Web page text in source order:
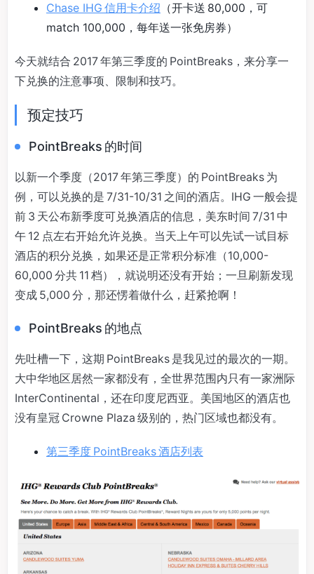
Chase IHG 信用卡介绍 （开卡送 80,000，可
match 100,000，每年送一张免房券）
今天就结合 2017 年第三季度的 PointBreaks，来分享一
下兑换的注意事项、限制和技巧。
预定技巧
PointBreaks 的时间
以新一个季度（2017 年第三季度）的 PointBreaks 为
例，可以兑换的是 7/31-10/31 之间的酒店。IHG 一般会提
前 3 天公布新季度可兑换酒店的信息，美东时间 7/31 中
午 12 点左右开始允许兑换。当天上午可以先试一试目标
酒店的积分兑换，如果还是正常积分标准（10,000-
60,000 分共 11 档），就说明还没有开始；一旦刷新发现
变成 5,000 分，那还愣着做什么，赶紧抢啊！
PointBreaks 的地点
先吐槽一下，这期 PointBreaks 是我见过的最次的一期。
大中华地区居然一家都没有，全世界范围内只有一家洲际
InterContinental，还在印度尼西亚。美国地区的酒店也
没有皇冠 Crowne Plaza 级别的，热门区域也都没有。
第三季度 PointBreaks 酒店列表